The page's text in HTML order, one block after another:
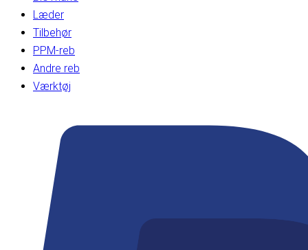
Læder
Tilbehør
PPM-reb
Andre reb
Værktøj